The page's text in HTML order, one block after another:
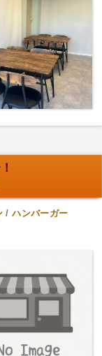
/ハンバーガー